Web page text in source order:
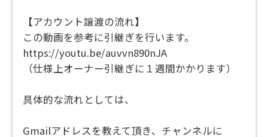
【アカウント譲渡の流れ】
この動画を参考に引継ぎを行います。
https://youtu.be/auvvn890nJA
（仕様上オーナー引継ぎに１週間かかります）
具体的な流れとしては、
Gmailアドレスを教えて頂き、チャンネルに